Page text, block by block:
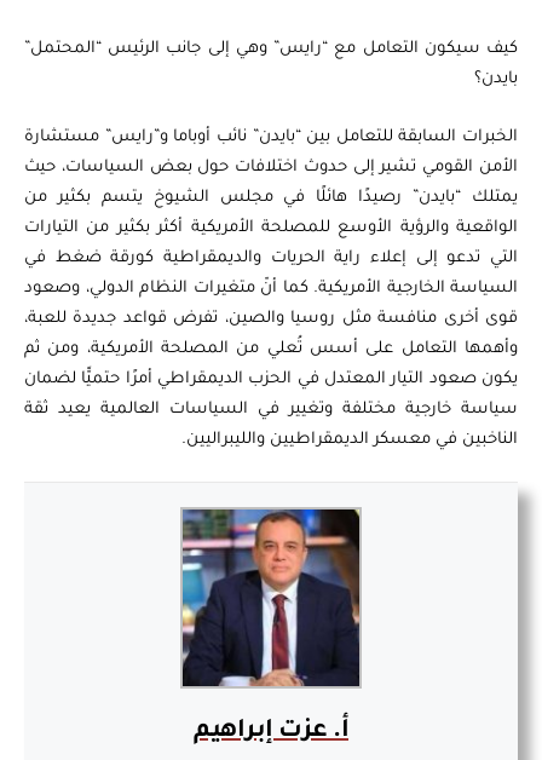
كيف سيكون التعامل مع “رايس” وهي إلى جانب الرئيس “المحتمل”
بايدن؟
الخبرات السابقة للتعامل بين “بايدن” نائب أوباما و”رايس” مستشارة
الأمن القومي تشير إلى حدوث اختلافات حول بعض السياسات، حيث
يمتلك “بايدن” رصيدًا هائلًا في مجلس الشيوخ يتسم بكثير من
الواقعية والرؤية الأوسع للمصلحة الأمريكية أكثر بكثير من التيارات
التي تدعو إلى إعلاء راية الحريات والديمقراطية كورقة ضغط في
السياسة الخارجية الأمريكية. كما أنّ متغيرات النظام الدولي، وصعود
قوى أخرى منافسة مثل روسيا والصين، تفرض قواعد جديدة للعبة،
وأهمها التعامل على أسس تُعلي من المصلحة الأمريكية، ومن ثم
يكون صعود التيار المعتدل في الحزب الديمقراطي أمرًا حتميًّا لضمان
سياسة خارجية مختلفة وتغيير في السياسات العالمية يعيد ثقة
الناخبين في معسكر الديمقراطيين والليبراليين.
أ. عزت إبراهيم